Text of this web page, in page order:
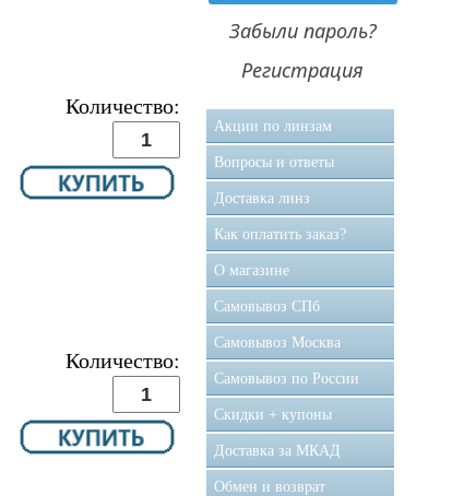
Количество:
Количество:
Забыли пароль?
Регистрация
Акции по линзам
Вопросы и ответы
Доставка линз
Как оплатить заказ?
О магазине
Самовывоз CПб
Самовывоз Москва
Самовывоз по России
Скидки + купоны
Доставка за МКАД
Обмен и возврат